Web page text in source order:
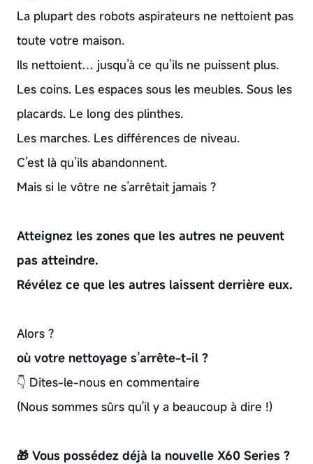
La plupart des robots aspirateurs ne nettoient pas
toute votre maison.
Ils nettoient… jusqu’à ce qu’ils ne puissent plus.
Les coins. Les espaces sous les meubles. Sous les
placards. Le long des plinthes.
Les marches. Les différences de niveau.
C’est là qu’ils abandonnent.
Mais si le vôtre ne s’arrêtait jamais ?
Atteignez les zones que les autres ne peuvent
pas atteindre.
Révélez ce que les autres laissent derrière eux.
Alors ?
où votre nettoyage s’arrête-t-il ?
👇 Dites-le-nous en commentaire
(Nous sommes sûrs qu'il y a beaucoup à dire !)
🎁 Vous possédez déjà la nouvelle X60 Series ?